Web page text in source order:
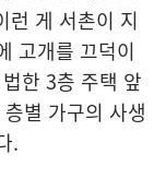
런 게 서촌이 지
고개를 끄덕이
한 3층 주택 앞
별 가구의 사생
.